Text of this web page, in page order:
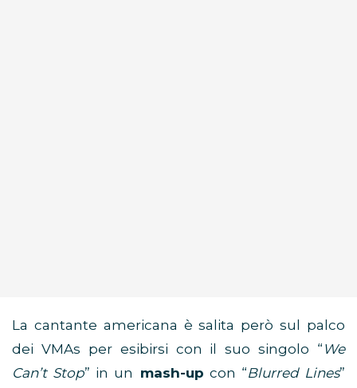
La cantante americana è salita però sul palco
dei VMAs per esibirsi con il suo singolo “ We
Can’t Stop” in un mash-up con “Blurred Lines”